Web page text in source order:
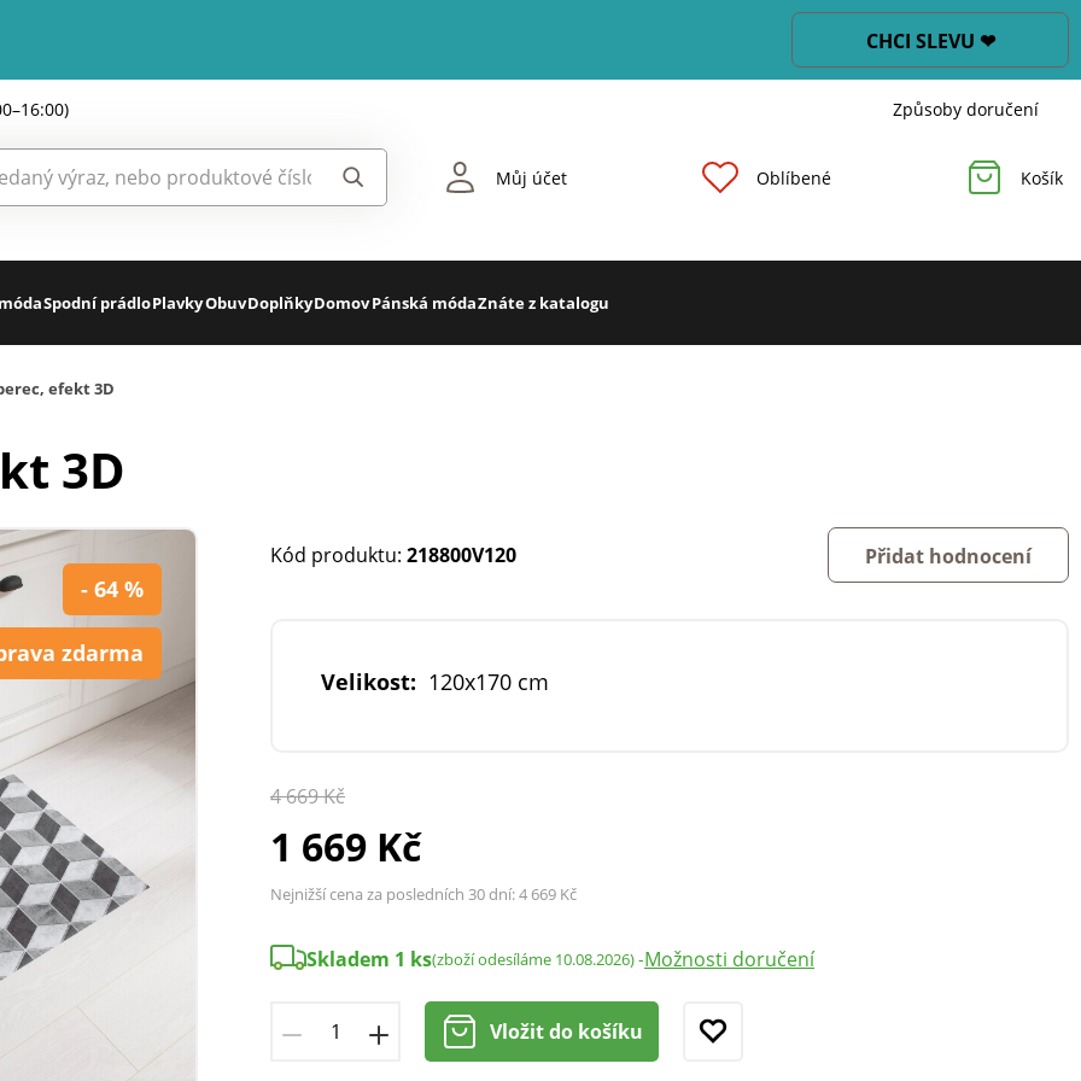
CHCI SLEVU ❤
Způsoby doručení
Můj účet Oblíbené Košík
Spodní prádloPlavkyObuvDoplňkyDomovPánská módaZnáte z katalogu
efekt 3D
3D
- 64 %
zdarma
Kód produktu: 218800V120 Přidat hodnocení
Velikost: 120x170 cm
4 669 Kč
1 669 Kč
Nejnižší cena za posledních 30 dní:4 669 Kč
Skladem 1 ks(zboží odesíláme 10.08.2026)-Možnosti doručení
Vložit do košíku